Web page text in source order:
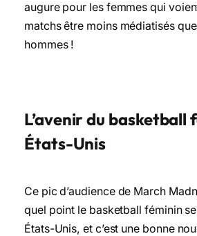
augure pour les femmes qui
matchs être moins médiatisés
hommes !
L’avenir du basketball
États-Unis
Ce pic d’audience de March
quel point le basketball féminin
États-Unis, et c’est une bonne